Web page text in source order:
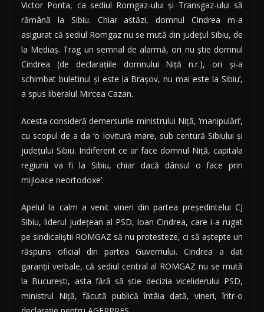
Victor Ponta, ca sediul Romgaz-ului şi Transgaz-ului să
rămână la Sibiu. Chiar astăzi, domnul Cindrea m-a
asigurat că sediul Romgaz nu se mută din judeţul Sibiu, de
la Mediaş. Trag un semnal de alarmă, ori nu ştie domnul
Cindrea (de declaraţiile domnului Niţă n.r.), ori şi-a
schimbat buletinul şi este la Braşov, nu mai este la Sibiu’,
a spus liberalul Mircea Cazan.
Acesta consideră demersurile ministrului Niţă, ‘manipulări’,
cu scopul de a da ‘o lovitură mare, sub centură Sibiului şi
judeţului Sibiu. Indiferent ce ar face domnul Niţă, capitala
regiunii va fi la Sibiu, chiar dacă dânsul o face prin
mijloace neortodoxe’.
Apelul la calm a venit vineri din partea preşedintelui CJ
Sibiu, liderul judeţean al PSD, Ioan Cindrea, care i-a rugat
pe sindicaliştii ROMGAZ să nu protesteze, ci să aştepte un
răspuns oficial din partea Guvernului. Cindrea a dat
garanţii verbale, că sediul central al ROMGAZ nu se mută
la Bucureşti, asta fără să ştie decizia viceliderului PSD,
ministrul Niţă, făcută publică întâia dată, vineri, într-o